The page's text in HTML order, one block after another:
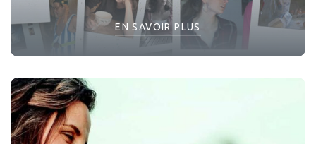
EN SAVOIR PLUS